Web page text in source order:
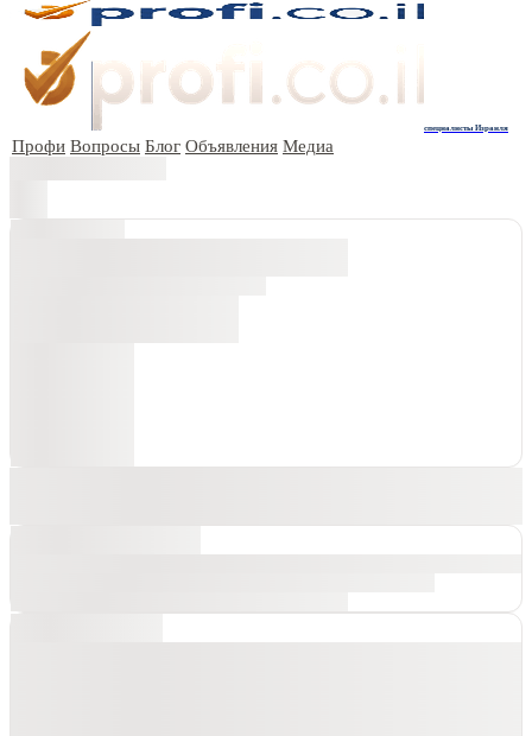
специалисты Израиля
Профи Вопросы Блог Объявления Медиа